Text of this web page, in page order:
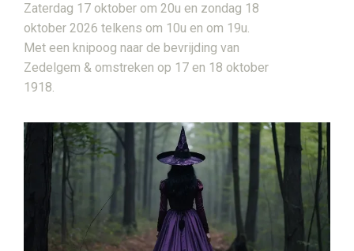
Zaterdag 17 oktober om 20u en zondag 18
oktober 2026 telkens om 10u en om 19u.
Met een knipoog naar de bevrijding van
Zedelgem & omstreken op 17 en 18 oktober
1918.